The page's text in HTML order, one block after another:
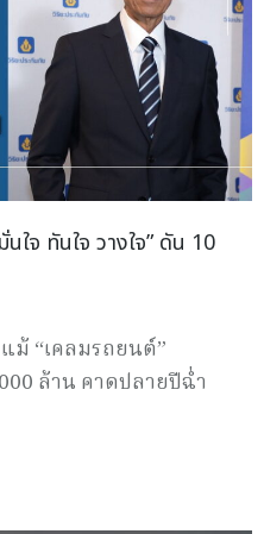
ใจ ทันใจ วางใจ” ดัน 10
ม้ “เคลมรถยนต์”
ล้าน คาดปลายปีฉ่ำ